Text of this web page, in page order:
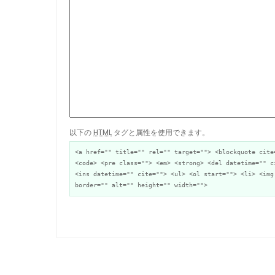
以下の HTML タグと属性を使用できます。
<a href="" title="" rel="" target=""> <blockquote
<code> <pre class=""> <em> <strong> <del datetime=""
<ins datetime="" cite=""> <ul> <ol start=""> <li>
border="" alt="" height="" width="">